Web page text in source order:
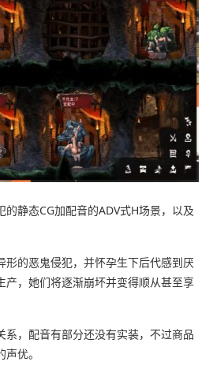
静态CG加配音的ADV式H场景，以及
形的恶鬼侵犯，并怀孕生下后代感到厌
产，她们将逐渐崩坏并变得顺从甚至享
系，配音有部分还没有实装，不过商品
优。